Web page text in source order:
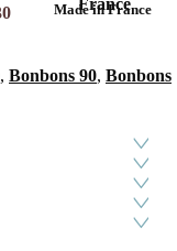
Made in France
, Bonbons 90, Bonbons